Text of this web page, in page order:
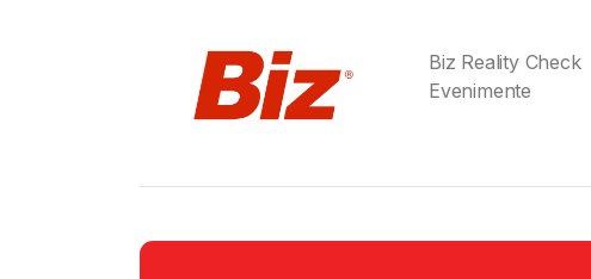
Biz Reality Check
Evenimente